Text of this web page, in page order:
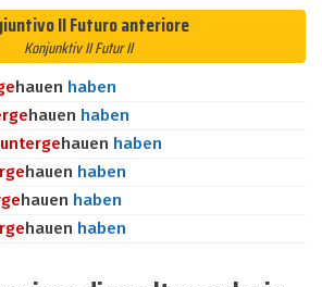
II Futuro anteriore
Konjunktiv II Futur II
hauen haben
gehauen haben
gehauen haben
gehauen haben
gehauen haben
gehauen haben